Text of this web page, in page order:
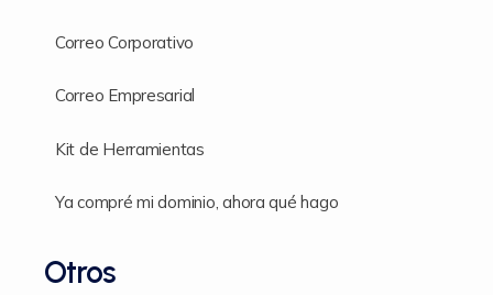
Correo Corporativo
Correo Empresarial
Kit de Herramientas
Ya compré mi dominio, ahora qué hago
Otros